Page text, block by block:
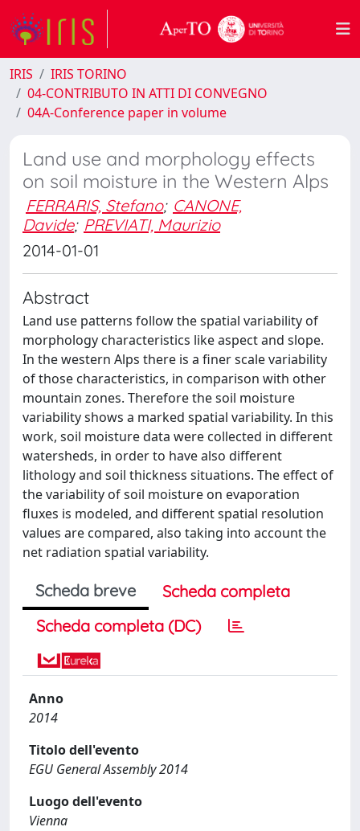
IRIS
IRIS TORINO
04-CONTRIBUTO IN ATTI DI CONVEGNO
04A-Conference paper in volume
Land use and morphology effects
on soil moisture in the Western Alps
FERRARIS, Stefano; CANONE,
Davide; PREVIATI, Maurizio
2014-01-01
Abstract
Land use patterns follow the spatial variability of
morphology characteristics like aspect and slope.
In the western Alps there is a finer scale variability
of those characteristics, in comparison with other
mountain zones. Therefore the soil moisture
variability shows a marked spatial variability. In this
work, soil moisture data were collected in different
watersheds, in order to have also different
lithology and soil thickness situations. The effect of
the variability of soil moisture on evaporation
fluxes is modeled, and different spatial resolution
values are compared, also taking into account the
net radiation spatial variability.
Scheda breve
Scheda completa
Scheda completa (DC)
Anno
2014
Titolo dell'evento
EGU General Assembly 2014
Luogo dell'evento
Vienna